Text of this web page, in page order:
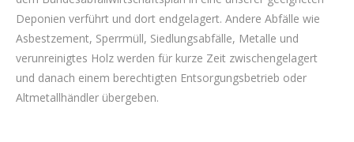
Deponien verführt und dort endgelagert. Andere Abfälle wie
Asbestzement, Sperrmüll, Siedlungsabfälle, Metalle und
verunreinigtes Holz werden für kurze Zeit zwischengelagert
und danach einem berechtigten Entsorgungsbetrieb oder
Altmetallhändler übergeben.